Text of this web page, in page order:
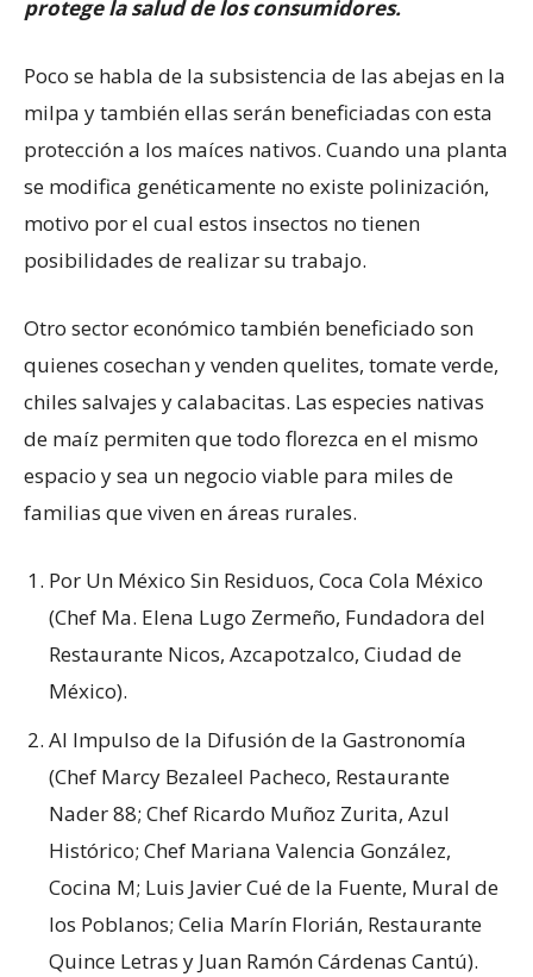
protege la salud de los consumidores.
Poco se habla de la subsistencia de las abejas en la
milpa y también ellas serán beneficiadas con esta
protección a los maíces nativos. Cuando una planta
se modifica genéticamente no existe polinización,
motivo por el cual estos insectos no tienen
posibilidades de realizar su trabajo.
Otro sector económico también beneficiado son
quienes cosechan y venden quelites, tomate verde,
chiles salvajes y calabacitas. Las especies nativas
de maíz permiten que todo florezca en el mismo
espacio y sea un negocio viable para miles de
familias que viven en áreas rurales.
Por Un México Sin Residuos, Coca Cola México
(Chef Ma. Elena Lugo Zermeño, Fundadora del
Restaurante Nicos, Azcapotzalco, Ciudad de
México).
Al Impulso de la Difusión de la Gastronomía
(Chef Marcy Bezaleel Pacheco, Restaurante
Nader 88; Chef Ricardo Muñoz Zurita, Azul
Histórico; Chef Mariana Valencia González,
Cocina M; Luis Javier Cué de la Fuente, Mural de
los Poblanos; Celia Marín Florián, Restaurante
Quince Letras y Juan Ramón Cárdenas Cantú).